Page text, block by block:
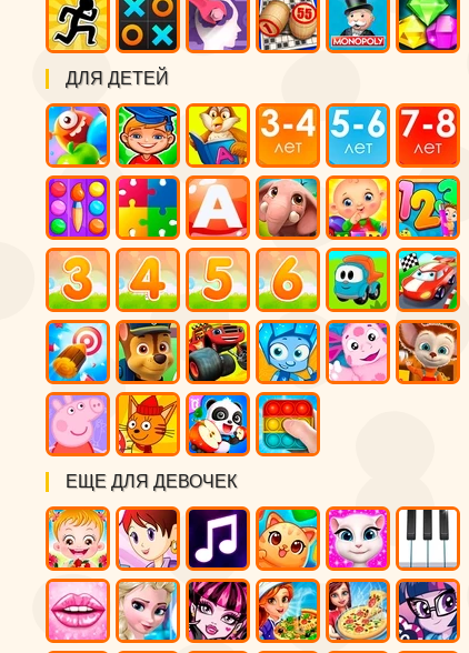
ДЛЯ ДЕТЕЙ
ЕЩЕ ДЛЯ ДЕВОЧЕК